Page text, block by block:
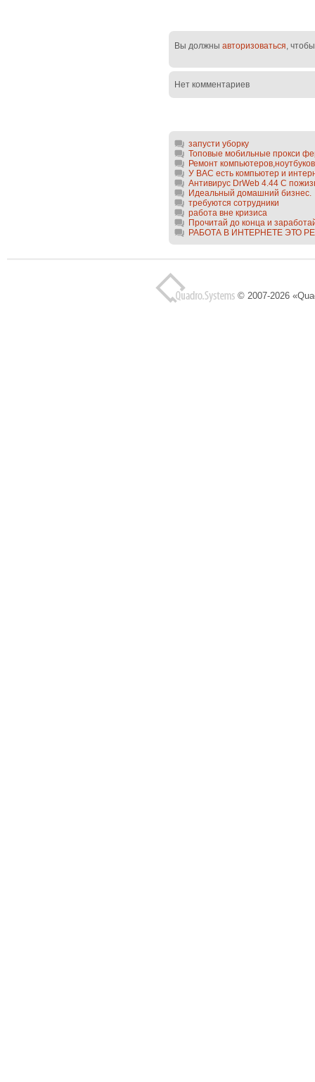
Вы должны авторизоваться,
Нет комментариев
запусти уборку
Топовые мобильные прокси
Ремонт
У ВАС есть компьютер и
Антивирус DrWeb 4.44 C
Идеальный домашний бизнес.
требуются сотрудники
работа вне кризиса
Прочитай до конца и
РАБОТА В ИНТЕРНЕТЕ ЭТО
© 2007-2026